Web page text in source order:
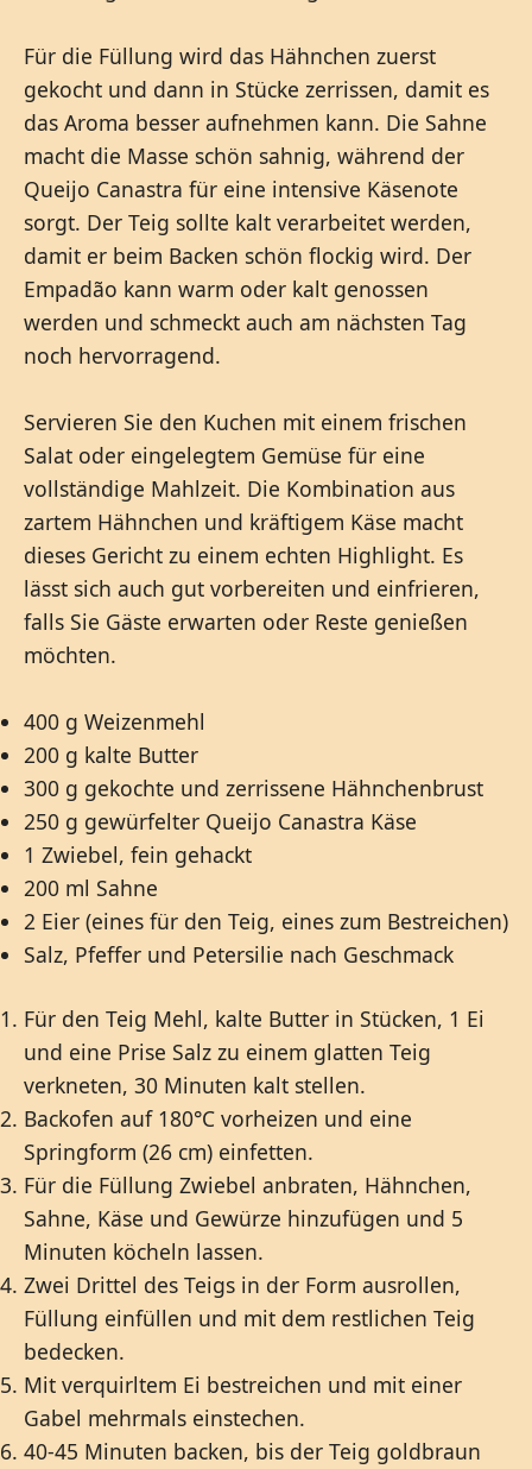
Für die Füllung wird das Hähnchen zuerst
gekocht und dann in Stücke zerrissen, damit es
das Aroma besser aufnehmen kann. Die Sahne
macht die Masse schön sahnig, während der
Queijo Canastra für eine intensive Käsenote
sorgt. Der Teig sollte kalt verarbeitet werden,
damit er beim Backen schön flockig wird. Der
Empadão kann warm oder kalt genossen
werden und schmeckt auch am nächsten Tag
noch hervorragend.
Servieren Sie den Kuchen mit einem frischen
Salat oder eingelegtem Gemüse für eine
vollständige Mahlzeit. Die Kombination aus
zartem Hähnchen und kräftigem Käse macht
dieses Gericht zu einem echten Highlight. Es
lässt sich auch gut vorbereiten und einfrieren,
falls Sie Gäste erwarten oder Reste genießen
möchten.
400 g Weizenmehl
200 g kalte Butter
300 g gekochte und zerrissene Hähnchenbrust
250 g gewürfelter Queijo Canastra Käse
1 Zwiebel, fein gehackt
200 ml Sahne
2 Eier (eines für den Teig, eines zum Bestreichen)
Salz, Pfeffer und Petersilie nach Geschmack
Für den Teig Mehl, kalte Butter in Stücken, 1 Ei
und eine Prise Salz zu einem glatten Teig
verkneten, 30 Minuten kalt stellen.
Backofen auf 180°C vorheizen und eine
Springform (26 cm) einfetten.
Für die Füllung Zwiebel anbraten, Hähnchen,
Sahne, Käse und Gewürze hinzufügen und 5
Minuten köcheln lassen.
Zwei Drittel des Teigs in der Form ausrollen,
Füllung einfüllen und mit dem restlichen Teig
bedecken.
Mit verquirltem Ei bestreichen und mit einer
Gabel mehrmals einstechen.
40-45 Minuten backen, bis der Teig goldbraun